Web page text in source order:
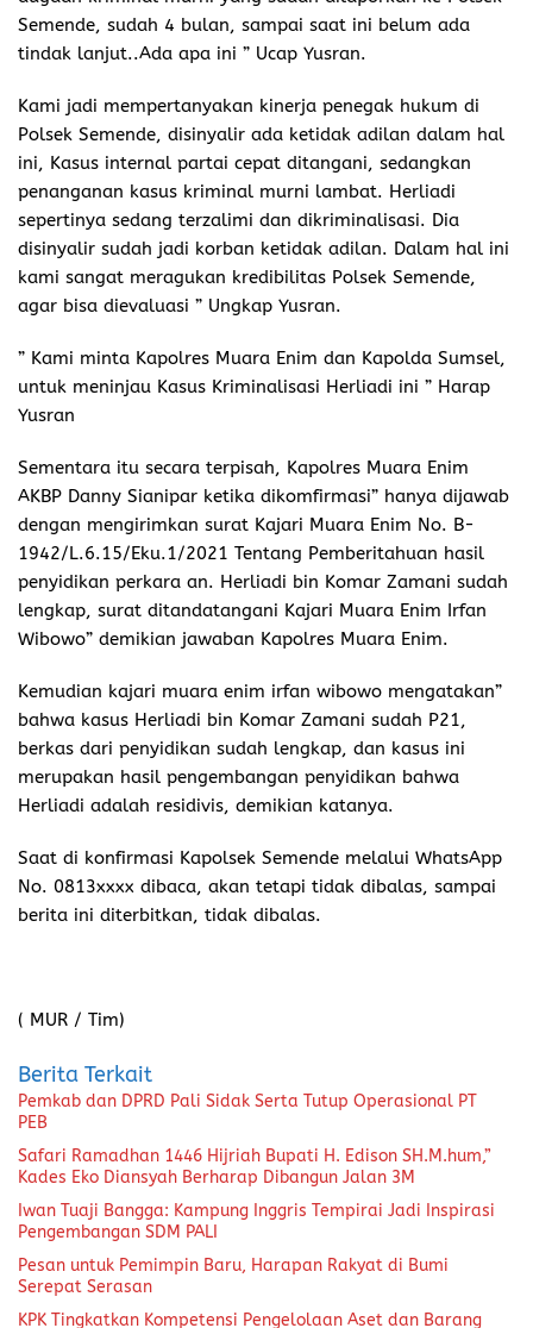
Semende, sudah 4 bulan, sampai saat ini belum ada
tindak lanjut..Ada apa ini ” Ucap Yusran.
Kami jadi mempertanyakan kinerja penegak hukum di
Polsek Semende, disinyalir ada ketidak adilan dalam hal
ini, Kasus internal partai cepat ditangani, sedangkan
penanganan kasus kriminal murni lambat. Herliadi
sepertinya sedang terzalimi dan dikriminalisasi. Dia
disinyalir sudah jadi korban ketidak adilan. Dalam hal ini
kami sangat meragukan kredibilitas Polsek Semende,
agar bisa dievaluasi ” Ungkap Yusran.
” Kami minta Kapolres Muara Enim dan Kapolda Sumsel,
untuk meninjau Kasus Kriminalisasi Herliadi ini ” Harap
Yusran
Sementara itu secara terpisah, Kapolres Muara Enim
AKBP Danny Sianipar ketika dikomfirmasi” hanya dijawab
dengan mengirimkan surat Kajari Muara Enim No. B-
1942/L.6.15/Eku.1/2021 Tentang Pemberitahuan hasil
penyidikan perkara an. Herliadi bin Komar Zamani sudah
lengkap, surat ditandatangani Kajari Muara Enim Irfan
Wibowo” demikian jawaban Kapolres Muara Enim.
Kemudian kajari muara enim irfan wibowo mengatakan”
bahwa kasus Herliadi bin Komar Zamani sudah P21,
berkas dari penyidikan sudah lengkap, dan kasus ini
merupakan hasil pengembangan penyidikan bahwa
Herliadi adalah residivis, demikian katanya.
Saat di konfirmasi Kapolsek Semende melalui WhatsApp
No. 0813xxxx dibaca, akan tetapi tidak dibalas, sampai
berita ini diterbitkan, tidak dibalas.
( MUR / Tim)
Berita Terkait
Pemkab dan DPRD Pali Sidak Serta Tutup Operasional PT
PEB
Safari Ramadhan 1446 Hijriah Bupati H. Edison SH.M.hum,”
Kades Eko Diansyah Berharap Dibangun Jalan 3M
Iwan Tuaji Bangga: Kampung Inggris Tempirai Jadi Inspirasi
Pengembangan SDM PALI
Pesan untuk Pemimpin Baru, Harapan Rakyat di Bumi
Serepat Serasan
KPK Tingkatkan Kompetensi Pengelolaan Aset dan Barang